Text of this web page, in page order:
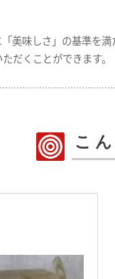
美味しさ」の基準を満
だくことができます。
こ